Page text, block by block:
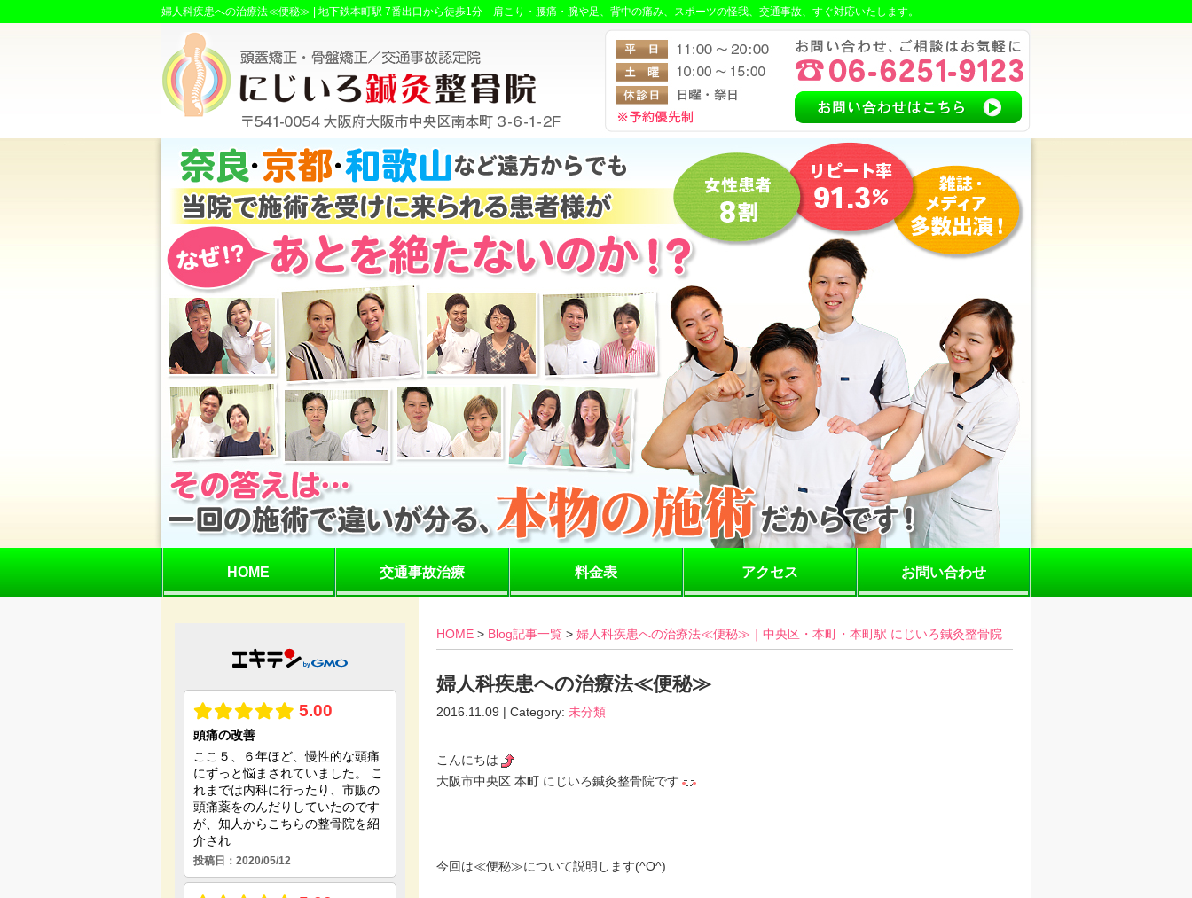
婦人科疾患への治療法≪便秘≫ | 地下鉄本町駅 7番出口から徒歩1分 肩こり・腰痛・腕や足、背中の痛み、スポーツの怪我、交通事故、すぐ対応いたします。
HOME 交通事故治療 料金表 アクセス お問い合わせ
HOME > Blog記事一覧 > 婦人科疾患への治療法≪便秘≫｜中央区・本町・本町駅 にじいろ鍼灸整骨院
婦人科疾患への治療法≪便秘≫
2016.11.09 | Category: 未分類
こんにちは
大阪市中央区 本町 にじいろ鍼灸整骨院です
今回は≪便秘≫について説明します(^O^)